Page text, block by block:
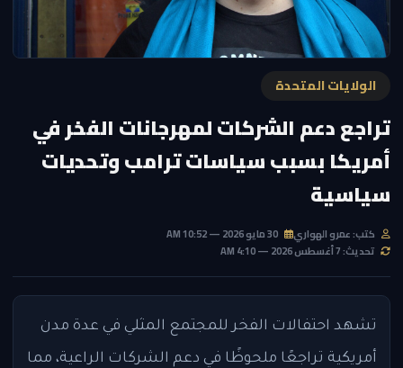
الولايات المتحدة
تراجع دعم الشركات لمهرجانات الفخر في
أمريكا بسبب سياسات ترامب وتحديات
سياسية
كتب: عمرو الهواري
تحديث: 7 أغسطس 2026 — 4:10 AM
تشهد احتفالات الفخر للمجتمع المثلي في عدة مدن
أمريكية تراجعًا ملحوظًا في دعم الشركات الراعية، مما